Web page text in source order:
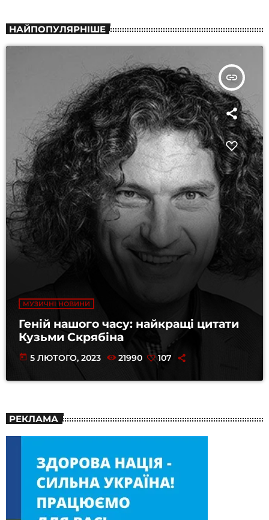
НАЙПОПУЛЯРНІШЕ
insert_link
МУЗИЧНІ НОВИНИ
Геній нашого часу: найкращі цитати
Кузьми Скрябіна
today 5 ЛЮТОГО, 2023 21990 107
РЕКЛАМА